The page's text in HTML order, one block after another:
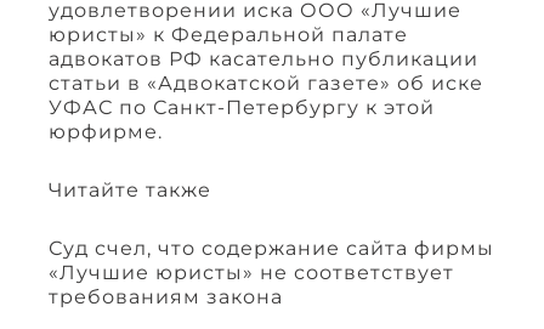
удовлетворении иска ООО «Лучшие
юристы» к Федеральной палате
адвокатов РФ касательно публикации
статьи в «Адвокатской газете» об иске
УФАС по Санкт-Петербургу к этой
юрфирме.
Читайте также
Суд счел, что содержание сайта фирмы
«Лучшие юристы» не соответствует
требованиям закона